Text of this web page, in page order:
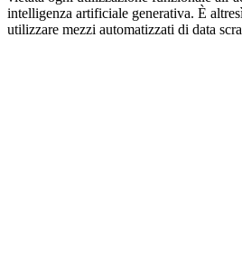
intelligenza artificiale generativa. È
utilizzare mezzi automatizzati di data